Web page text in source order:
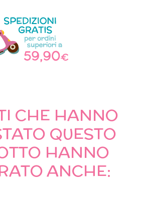
CHE HANNO
QUESTO
HANNO
ANCHE: